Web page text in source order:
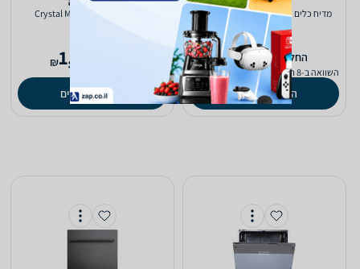
מדיח כלים ‏רחב Gorenje GS620E10W
‫החל מ-1,945
₪
השוואה ב-8 חנויות
השוואת מחירים
1,690
₪
השוואת מחירים